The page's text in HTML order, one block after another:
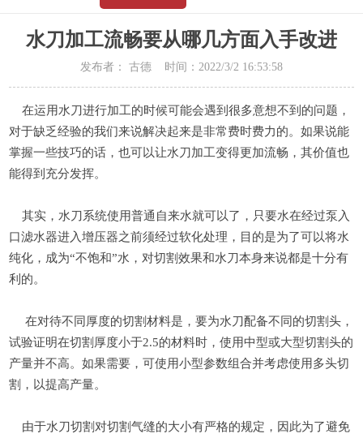
水刀加工流畅要从哪几方面入手改进
发布者： 古德 时间：2022/3/2 16:53:58
在运用水刀进行加工的时候可能会遇到很多意想不到的问题，
对于缺乏经验的我们来说解决起来是非常费时费力的。如果说能
掌握一些技巧的话，也可以让水刀加工变得更加流畅，其价值也
能得到充分发挥。
其实，水刀系统使用普通自来水就可以了，只要水在经过泵入
口滤水器进入增压器之前须经过软化处理，目的是为了可以将水
纯化，成为“不饱和”水，对切割效果和水刀本身来说都是十分有
利的。
在对待不同厚度的切割材料是，要为水刀配备不同的切割头，
试验证明在切割厚度小于2.5的材料时，使用中型或大型切割头的
产量并不高。如果需要，可使用小型参数组合并考虑使用多头切
割，以提高产量。
由于水刀切割对切割气缝的大小有严格的规定，因此为了避免